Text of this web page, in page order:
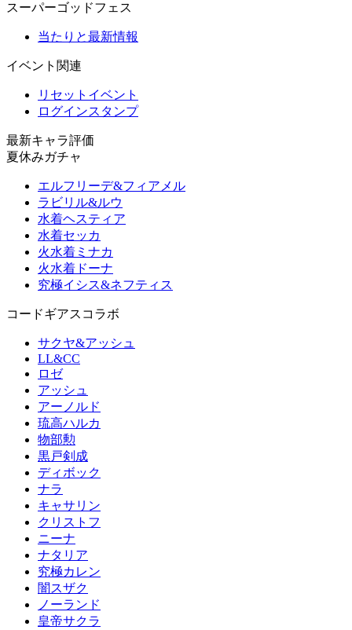
スーパーゴッドフェス
当たりと最新情報
イベント関連
リセットイベント
ログインスタンプ
最新キャラ評価
夏休みガチャ
エルフリーデ&フィアメル
ラビリル&ルウ
水着ヘスティア
水着セッカ
火水着ミナカ
火水着ドーナ
究極イシス&ネフティス
コードギアスコラボ
サクヤ&アッシュ
LL&CC
ロゼ
アッシュ
アーノルド
琉高ハルカ
物部勲
黒戸剣成
ディボック
ナラ
キャサリン
クリストフ
ニーナ
ナタリア
究極カレン
闇スザク
ノーランド
皇帝サクラ